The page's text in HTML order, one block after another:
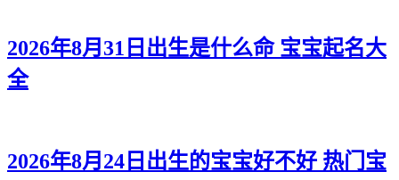
2026年8月31日出生是什么命 宝宝起名大
全
2026年8月24日出生的宝宝好不好 热门宝